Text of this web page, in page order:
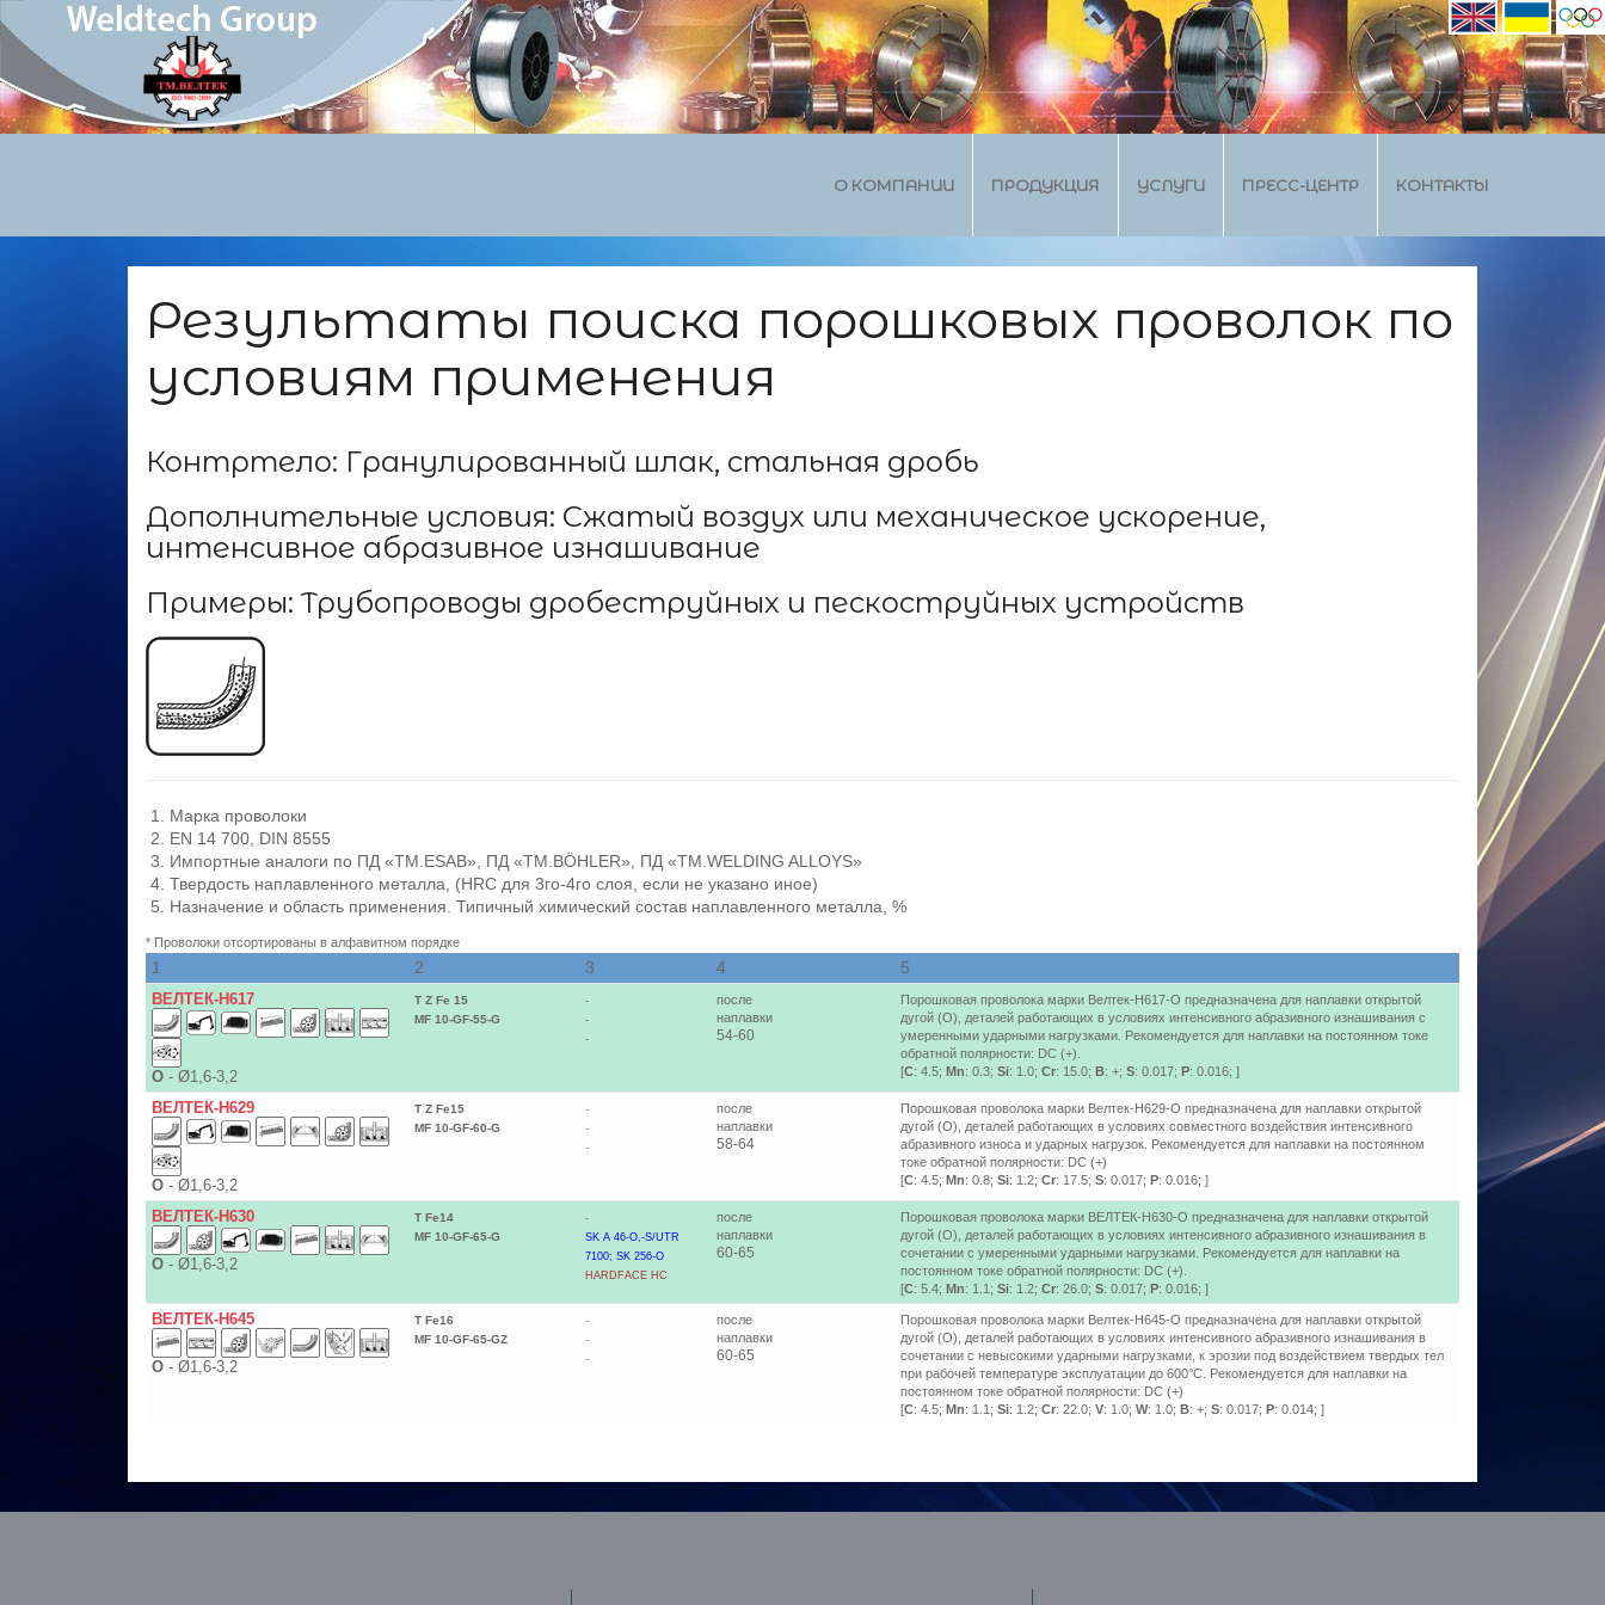
О КОМПАНИИ ПРОДУКЦИЯ УСЛУГИ ПРЕСС-ЦЕНТР КОНТАКТЫ
Результаты поиска порошковых проволок по
условиям применения
Контртело: Гранулированный шлак, стальная дробь
Дополнительные условия: Сжатый воздух или механическое ускорение,
интенсивное абразивное изнашивание
Примеры: Трубопроводы дробеструйных и пескоструйных устройств
Марка проволоки
EN 14 700, DIN 8555
Импортные аналоги по ПД «ТМ.ESAB», ПД «ТМ.BÖHLER», ПД «ТМ.WELDING ALLOYS»
Твердость наплавленного металла, (HRC для 3го-4го слоя, если не указано иное)
Назначение и область применения. Типичный химический состав наплавленного металла, %
* Проволоки отсортированы в алфавитном порядке
1 2 3 4 5
ВЕЛТЕК-Н617
О - Ø1,6-3,2
T Z Fe 15
MF 10-GF-55-G
-
-
-
после
наплавки
54-60
Порошковая проволока марки Велтек-Н617-О предназначена для наплавки открытой
дугой (О), деталей работающих в условиях интенсивного абразивного изнашивания с
умеренными ударными нагрузками. Рекомендуется для наплавки на постоянном токе
обратной полярности: DC (+).
[C: 4.5; Mn: 0.3; Si: 1.0; Cr: 15.0; B: +; S: 0.017; P: 0.016; ]
ВЕЛТЕК-Н629
О - Ø1,6-3,2
T Z Fe15
MF 10-GF-60-G
-
-
-
после
наплавки
58-64
Порошковая проволока марки Велтек-Н629-О предназначена для наплавки открытой
дугой (О), деталей работающих в условиях cовместного воздействия интенсивного
абразивного износа и ударных нагрузок. Рекомендуется для наплавки на постоянном
токе обратной полярности: DC (+)
[C: 4.5; Mn: 0.8; Si: 1.2; Cr: 17.5; S: 0.017; P: 0.016; ]
ВЕЛТЕК-Н630
О - Ø1,6-3,2
T Fe14
MF 10-GF-65-G
-
SK A 46-O,-S/UTR
7100; SK 256-O
HARDFACE НC
после
наплавки
60-65
Порошковая проволока марки ВЕЛТЕК-Н630-О предназначена для наплавки открытой
дугой (О), деталей работающих в условиях интенсивного абразивного изнашивания в
сочетании с умеренными ударными нагрузками. Рекомендуется для наплавки на
постоянном токе обратной полярности: DC (+).
[C: 5.4; Mn: 1.1; Si: 1.2; Cr: 26.0; S: 0.017; P: 0.016; ]
ВЕЛТЕК-Н645
О - Ø1,6-3,2
T Fe16
MF 10-GF-65-GZ
-
-
-
после
наплавки
60-65
Порошковая проволока марки Велтек-Н645-О предназначена для наплавки открытой
дугой (О), деталей работающих в условиях интенсивного абразивного изнашивания в
сочетании с невысокими ударными нагрузками, к эрозии под воздействием твердых тел
при рабочей температуре эксплуатации до 600°С. Рекомендуется для наплавки на
постоянном токе обратной полярности: DC (+)
[C: 4.5; Mn: 1.1; Si: 1.2; Cr: 22.0; V: 1.0; W: 1.0; B: +; S: 0.017; P: 0.014; ]